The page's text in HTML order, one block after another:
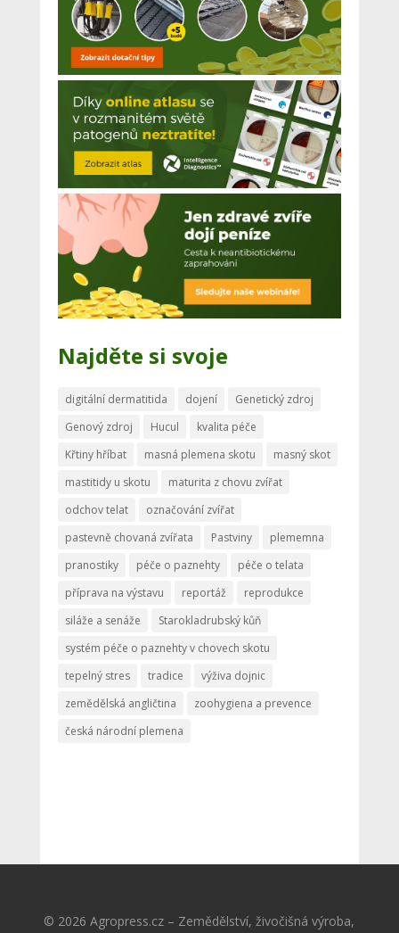
Najděte si svoje
digitální dermatitida dojení
Genetický zdroj
Genový zdroj
Hucul
kvalita péče
Křtiny hříbat
masná plemena skotu
masný skot
mastitidy u skotu
maturita z chovu zvířat
odchov telat
označování zvířat
pastevně chovaná zvířata
Pastviny
plememna
pranostiky
péče o paznehty
péče o telata
příprava na výstavu
reportáž
reprodukce
siláže a senáže
Starokladrubský kůň
systém péče o paznehty v chovech skotu
tepelný stres
tradice
výživa dojnic
zemědělská angličtina
zoohygiena a prevence
česká národní plemena
© 2026 Agropress.cz – Zemědělství, živočišná výroba,